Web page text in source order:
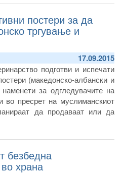
постери за да
тргување и
17.09.2015
подготви и испечати
(македонско-албански и
за одгледувачите на
во пресрет на муслиманскиот
да продаваат или да
безбедна
храна